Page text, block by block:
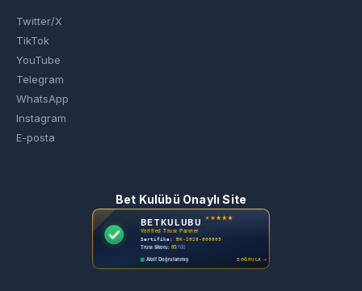
Twitter/X
TikTok
YouTube
Telegram
WhatsApp
Instagram
E-posta
Bet Kulübü Onaylı Site